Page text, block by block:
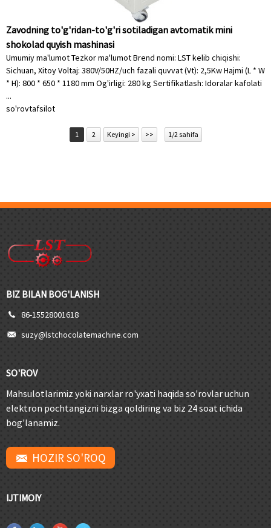
Zavodning to'g'ridan-to'g'ri sotiladigan avtomatik mini
shokolad quyish mashinasi
Umumiy ma'lumot Tezkor ma'lumot Brend nomi: LST kelib chiqishi:
Sichuan, Xitoy Voltaj: 380V/50HZ/uch fazali quvvat (Vt): 2,5Kw Hajmi (L * W
* H): 800 * 650 * 1180 mm Og'irligi: 280 kg Sertifikatlash: Idoralar kafolati
...
so'rovtafsilot
1 2 Keyingi > >> 1/2 sahifa
BIZ BILAN BOG'LANISH
86-15528001618
suzy@lstchocolatemachine.com
SO'ROV
Mahsulotlarimiz yoki narxlar ro'yxati haqida so'rovlar uchun
elektron pochtangizni bizga qoldiring va biz 24 soat ichida
bog'lanamiz.
HOZIR SO'ROQ
IJTIMOIY